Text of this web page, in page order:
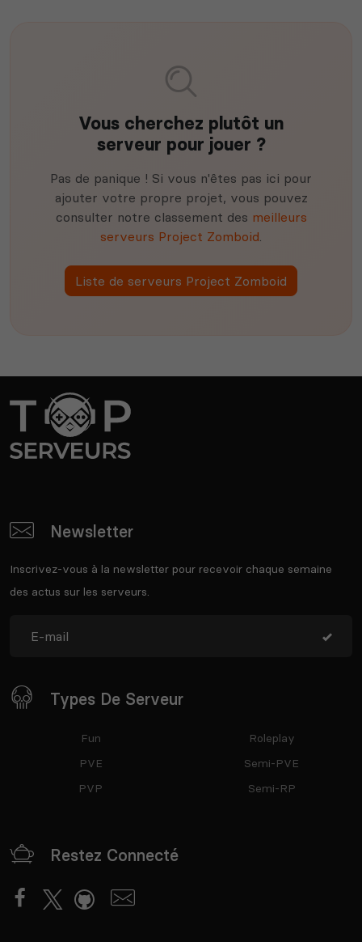
Vous cherchez plutôt un
serveur pour jouer ?
Pas de panique ! Si vous n'êtes pas ici pour
ajouter votre propre projet, vous pouvez
consulter notre classement des meilleurs
serveurs Project Zomboid
Liste de serveurs Project Zomboid
Newsletter
Inscrivez-vous à la newsletter pour recevoir chaque semaine
des actus sur les serveurs.
Types De Serveur
Fun
PVE
PVP
Roleplay
Semi-PVE
Semi-RP
Restez Connecté